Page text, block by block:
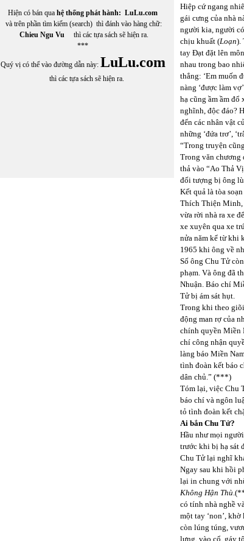
Hiện có bán qua hệ thống phát hành: LuLu.com
và trên phần tìm kiếm (search) thì đánh vào hàng chữ:
Chieu Ngu Vu thì các tựa sách sẽ hiện ra.
***
Quý vị có thể vào đường dẫn này: LuLu.com
thì các tựa sách sẽ hiện ra.
Hiệp cứ ngang
gái cưng của nhà
người kia, người
chịu khuất (Loạn).
tay Đạt đặt lên
nhau trong bao
thẳng: ‘Em muốn
nàng ‘được làm
hạ cũng ầm ầm
nghĩnh, độc đáo?
đến các nhân vật
những ‘đứa trơ’,
“Trong truyện
Trong văn chương
thả vào “Ao Thả
đối tượng bị ông
Kết quả là tòa
Thích Thiện Minh,
vừa rời nhà ra xe
xe xuyên qua xe
nửa năm kể từ khi
1965 khi ông về
Số ông Chu Tử
phạm. Và ông đã
Nhuận. Báo chí
Tử bị ám sát hụt.
Trong khi theo
động man rợ của
chính quyền Miền
chí công nhận
làng báo Miền
tình đoàn kết báo
dân chủ.” (***)
Tóm lại, việc Chu
báo chí và ngôn
tỏ tình đoàn kết
Ai bắn Chu Tử?
Hầu như mọi
trước khi bị hạ sát
Chu Tử lại nghĩ
Ngay sau khi hồi
lại in chung với
Không Hận Thù
có tính nhà nghề
một tay ‘non’,
còn lúng túng,
lưng, vào cổ, gáy